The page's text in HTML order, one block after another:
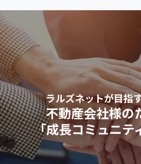
ラルズネットが目指
不動産会社様の
「成長コミュニテ